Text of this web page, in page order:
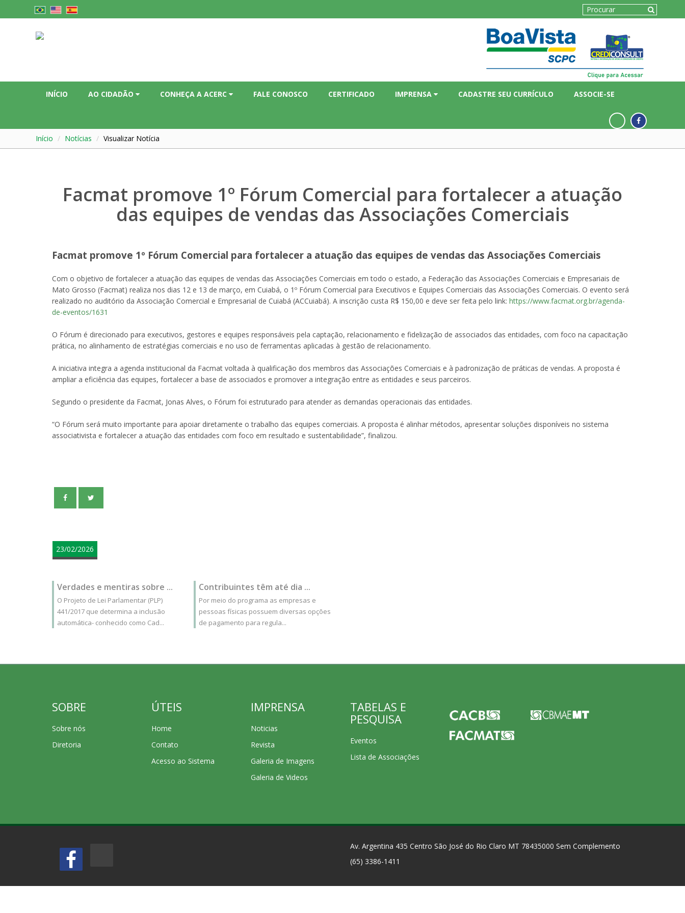
INÍCIO AO CIDADÃO CONHEÇA A ACERC FALE CONOSCO CERTIFICADO IMPRENSA CADASTRE SEU CURRÍCULO ASSOCIE-SE
Início Notícias Visualizar Notícia
Facmat promove 1º Fórum Comercial para fortalecer a atuação
das equipes de vendas das Associações Comerciais
Facmat promove 1º Fórum Comercial para fortalecer a atuação das equipes de vendas das Associações Comerciais
Com o objetivo de fortalecer a atuação das equipes de vendas das Associações Comerciais em todo o estado, a Federação das Associações Comerciais e Empresariais de
Mato Grosso (Facmat) realiza nos dias 12 e 13 de março, em Cuiabá, o 1º Fórum Comercial para Executivos e Equipes Comerciais das Associações Comerciais. O evento será
realizado no auditório da Associação Comercial e Empresarial de Cuiabá (ACCuiabá). A inscrição custa R$ 150,00 e deve ser feita pelo link: https://www.facmat.org.br/agenda-
de-eventos/1631
O Fórum é direcionado para executivos, gestores e equipes responsáveis pela captação, relacionamento e fidelização de associados das entidades, com foco na capacitação
prática, no alinhamento de estratégias comerciais e no uso de ferramentas aplicadas à gestão de relacionamento.
A iniciativa integra a agenda institucional da Facmat voltada à qualificação dos membros das Associações Comerciais e à padronização de práticas de vendas. A proposta é
ampliar a eficiência das equipes, fortalecer a base de associados e promover a integração entre as entidades e seus parceiros.
Segundo o presidente da Facmat, Jonas Alves, o Fórum foi estruturado para atender as demandas operacionais das entidades.
“O Fórum será muito importante para apoiar diretamente o trabalho das equipes comerciais. A proposta é alinhar métodos, apresentar soluções disponíveis no sistema
associativista e fortalecer a atuação das entidades com foco em resultado e sustentabilidade”, finalizou.
23/02/2026
Verdades e mentiras sobre ...
O Projeto de Lei Parlamentar (PLP)
441/2017 que determina a inclusão
automática- conhecido como Cad...
Contribuintes têm até dia ...
Por meio do programa as empresas e
pessoas físicas possuem diversas opções
de pagamento para regula...
SOBRE
Sobre nós
Diretoria
ÚTEIS
Home
Contato
Acesso ao Sistema
IMPRENSA
Noticias
Revista
Galeria de Imagens
Galeria de Videos
TABELAS E
PESQUISA
Eventos
Lista de Associações
Av. Argentina 435 Centro São José do Rio Claro MT 78435000 Sem Complemento
(65) 3386-1411